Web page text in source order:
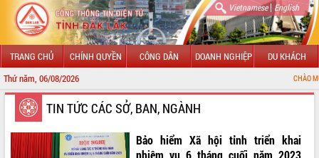
Vietnamese| English
TRANG CHỦ CHÍNH QUYỀN CÔNG DÂN DOANH NGHIỆP DU KHÁCH
Thứ năm, 06/08/2026 CHÀO MỪNG ĐẾN VỚI
GIỚI THIỆU
LÃNH ĐẠO UBND TỈNH
TIN TỨC CÁC SỞ, BAN, NGÀNH
Bảo hiểm Xã hội tỉnh triển khai
nhiệm vụ 6 tháng cuối năm 2023